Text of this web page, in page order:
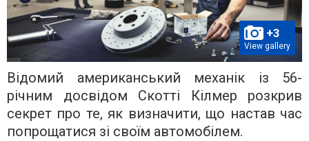
+3
View gallery
Відомий американський механік із 56-
річним досвідом Скотті Кілмер розкрив
секрет про те, як визначити, що настав час
попрощатися зі своїм автомобілем.